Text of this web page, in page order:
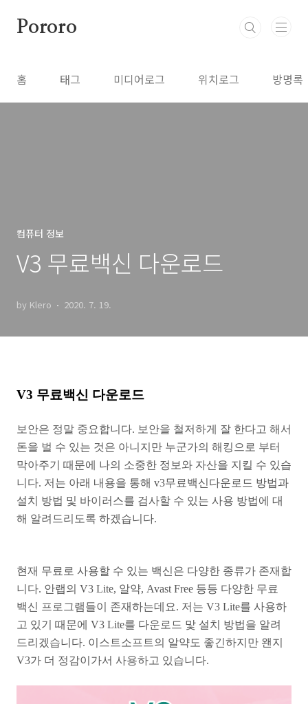
Pororo
홈 태그 미디어로그 위치로그 방명록
컴퓨터 정보
V3 무료백신 다운로드
by Klero 2020. 7. 19.
V3 무료백신 다운로드
보안은 정말 중요합니다. 보안을 철저하게 잘 한다고 해서
돈을 벌 수 있는 것은 아니지만 누군가의 해킹으로 부터
막아주기 때문에 나의 소중한 정보와 자산을 지킬 수 있습
니다. 저는 아래 내용을 통해 v3무료백신다운로드 방법과
설치 방법 및 바이러스를 검사할 수 있는 사용 방법에 대
해 알려드리도록 하겠습니다.
현재 무료로 사용할 수 있는 백신은 다양한 종류가 존재합
니다. 안랩의 V3 Lite, 알약, Avast Free 등등 다양한 무료
백신 프로그램들이 존재하는데요. 저는 V3 Lite를 사용하
고 있기 때문에 V3 Lite를 다운로드 맟 설치 방법을 알려
드리겠습니다. 이스트소프트의 알약도 좋긴하지만 왠지
V3가 더 정감이가서 사용하고 있습니다.